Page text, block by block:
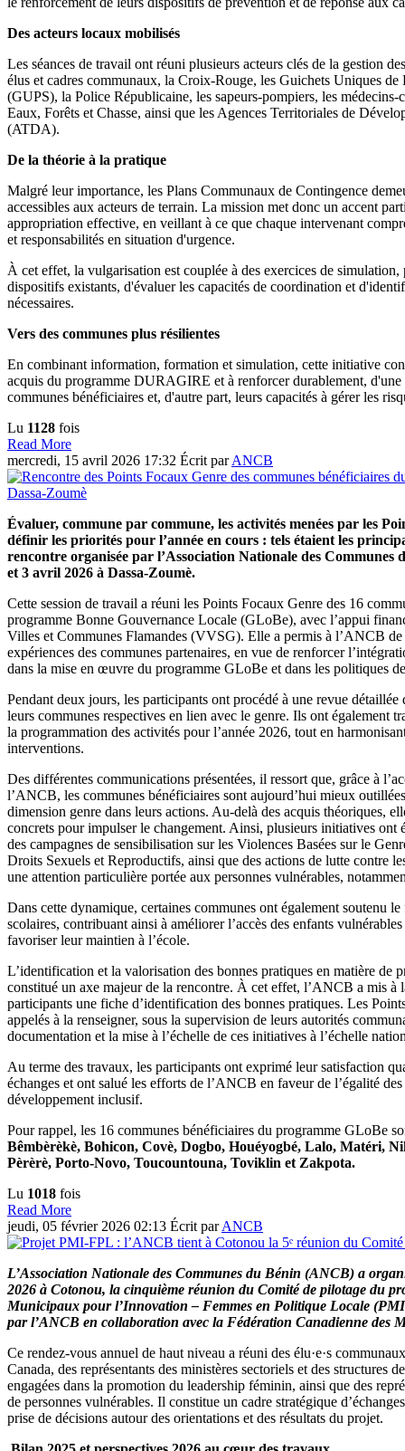
Des acteurs locaux mobilisés
Les séances de travail ont réuni plusieurs acteurs clés de la gestion
élus et cadres communaux, la Croix-Rouge, les Guichets Uniques de
(GUPS), la Police Républicaine, les sapeurs-pompiers, les médecins-
Eaux, Forêts et Chasse, ainsi que les Agences Territoriales de
(ATDA).
De la théorie à la pratique
Malgré leur importance, les Plans Communaux de Contingence
accessibles aux acteurs de terrain. La mission met donc un accent
appropriation effective, en veillant à ce que chaque intervenant
et responsabilités en situation d'urgence.
À cet effet, la vulgarisation est couplée à des exercices de simulation,
dispositifs existants, d'évaluer les capacités de coordination et
nécessaires.
Vers des communes plus résilientes
En combinant information, formation et simulation, cette initiative
acquis du programme DURAGIRE et à renforcer durablement, d'une
communes bénéficiaires et, d'autre part, leurs capacités à gérer les
Lu 1128 fois
Read More
mercredi, 15 avril 2026 17:32 Écrit parANCB
Évaluer, commune par commune, les activités menées par les
définir les priorités pour l’année en cours : tels étaient les
rencontre organisée par l’Association Nationale des Communes
et 3 avril 2026 à Dassa-Zoumè.
Cette session de travail a réuni les Points Focaux Genre des 16
programme Bonne Gouvernance Locale (GLoBe), avec l’appui
Villes et Communes Flamandes (VVSG). Elle a permis à l’ANCB de
expériences des communes partenaires, en vue de renforcer
dans la mise en œuvre du programme GLoBe et dans les politiques
Pendant deux jours, les participants ont procédé à une revue détaillée
leurs communes respectives en lien avec le genre. Ils ont également
la programmation des activités pour l’année 2026, tout en
interventions.
Des différentes communications présentées, il ressort que, grâce à
l’ANCB, les communes bénéficiaires sont aujourd’hui mieux
dimension genre dans leurs actions. Au-delà des acquis théoriques,
concrets pour impulser le changement. Ainsi, plusieurs initiatives ont
des campagnes de sensibilisation sur les Violences Basées sur le
Droits Sexuels et Reproductifs, ainsi que des actions de lutte contre
une attention particulière portée aux personnes vulnérables,
Dans cette dynamique, certaines communes ont également soutenu
scolaires, contribuant ainsi à améliorer l’accès des enfants vulnérables
favoriser leur maintien à l’école.
L’identification et la valorisation des bonnes pratiques en matière de
constitué un axe majeur de la rencontre. À cet effet, l’ANCB a mis à
participants une fiche d’identification des bonnes pratiques. Les
appelés à la renseigner, sous la supervision de leurs autorités
documentation et la mise à l’échelle de ces initiatives à l’échelle
Au terme des travaux, les participants ont exprimé leur satisfaction
échanges et ont salué les efforts de l’ANCB en faveur de l’égalité
développement inclusif.
Pour rappel, les 16 communes bénéficiaires du programme GLoBe
Bêmbèrèkè, Bohicon, Covè, Dogbo, Houéyogbé, Lalo, Matéri,
Pèrèrè, Porto-Novo, Toucountouna, Toviklin et Zakpota.
Lu 1018 fois
Read More
jeudi, 05 février 2026 02:13 Écrit parANCB
L’Association Nationale des Communes du Bénin (ANCB) a
2026 à Cotonou, la cinquième réunion du Comité de pilotage du
Municipaux pour l’Innovation – Femmes en Politique Locale
par l’ANCB en collaboration avec la Fédération Canadienne des
Ce rendez-vous annuel de haut niveau a réuni des élu·e·s
Canada, des représentants des ministères sectoriels et des structures
engagées dans la promotion du leadership féminin, ainsi que des
de personnes vulnérables. Il constitue un cadre stratégique
prise de décisions autour des orientations et des résultats du projet.